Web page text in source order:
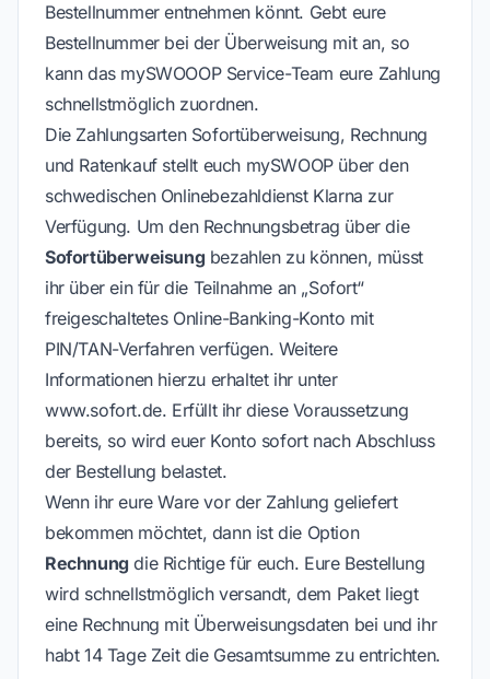
Bestellnummer entnehmen könnt. Gebt eure
Bestellnummer bei der Überweisung mit an, so
kann das mySWOOOP Service-Team eure Zahlung
schnellstmöglich zuordnen.
Die Zahlungsarten Sofortüberweisung, Rechnung
und Ratenkauf stellt euch mySWOOP über den
schwedischen Onlinebezahldienst Klarna zur
Verfügung. Um den Rechnungsbetrag über die
Sofortüberweisung bezahlen zu können, müsst
ihr über ein für die Teilnahme an „Sofort“
freigeschaltetes Online-Banking-Konto mit
PIN/TAN-Verfahren verfügen. Weitere
Informationen hierzu erhaltet ihr unter
www.sofort.de. Erfüllt ihr diese Voraussetzung
bereits, so wird euer Konto sofort nach Abschluss
der Bestellung belastet.
Wenn ihr eure Ware vor der Zahlung geliefert
bekommen möchtet, dann ist die Option
Rechnung die Richtige für euch. Eure Bestellung
wird schnellstmöglich versandt, dem Paket liegt
eine Rechnung mit Überweisungsdaten bei und ihr
habt 14 Tage Zeit die Gesamtsumme zu entrichten.